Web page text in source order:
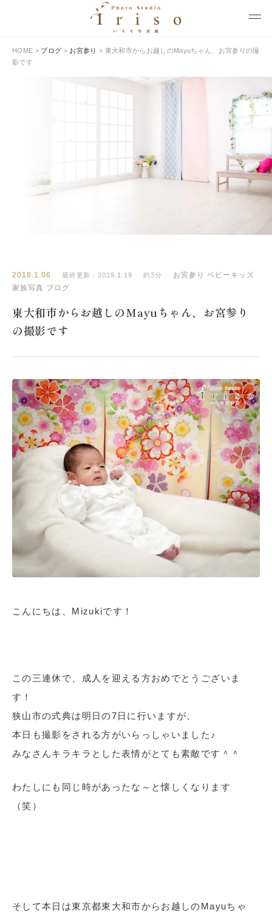
HOME > ブログ > お宮参り > 東大和市からお越しのMayuちゃん、お宮参りの撮
影です
2018.1.06 最終更新：2019.1.19 約3分 お宮参り ベビーキッズ
家族写真 ブログ
東大和市からお越しのMayuちゃん、お宮参り
の撮影です
こんにちは、Mizukiです！
この三連休で、成人を迎える方おめでとうございま
す！
狭山市の式典は明日の7日に行いますが、
本日も撮影をされる方がいらっしゃいました♪
みなさんキラキラとした表情がとても素敵です＾＾
わたしにも同じ時があったな～と懐しくなります
（笑）
そして本日は東京都東大和市からお越しのMayuちゃ